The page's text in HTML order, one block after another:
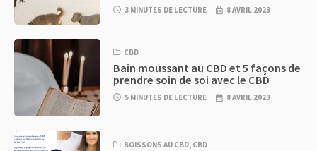
3 MINUTES DE LECTURE 8 AVRIL 2023
CBD
Bain moussant au CBD et 5 façons de
prendre soin de soi avec le CBD
5 MINUTES DE LECTURE 8 AVRIL 2023
BOISSONS AU CBD, CBD